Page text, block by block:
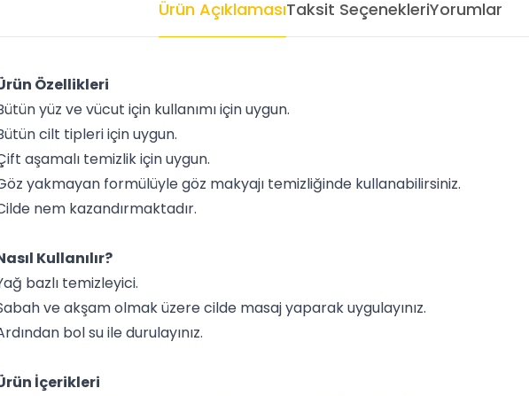
Ürün AçıklamasıTaksit SeçenekleriYorumlar
Özellikleri
yüz ve vücut için kullanımı için uygun.
cilt tipleri için uygun.
aşamalı temizlik için uygun.
yakmayan formülüyle göz makyajı temizliğinde kullanabilirsiniz.
nem kazandırmaktadır.
Kullanılır?
bazlı temizleyici.
ve akşam olmak üzere cilde masaj yaparak uygulayınız.
bol su ile durulayınız.
İçerikleri